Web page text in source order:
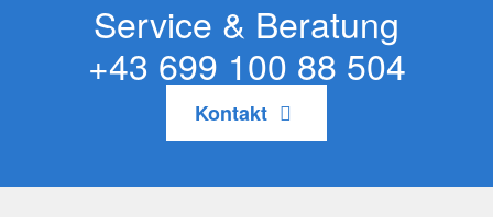
Service & Beratung
+43 699 100 88 504
Kontakt